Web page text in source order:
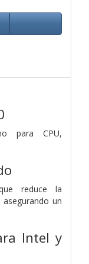
para CPU,
reduce la
un
Intel y